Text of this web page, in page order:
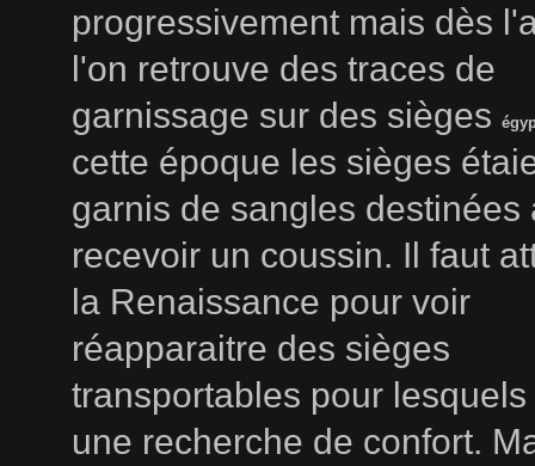
progressivement mais dès
l'on retrouve des traces de
garnissage sur des sièges
cette époque les sièges
garnis de sangles destinées
recevoir un coussin. Il faut
la Renaissance pour voir
réapparaitre des sièges
transportables pour
une recherche de confort.